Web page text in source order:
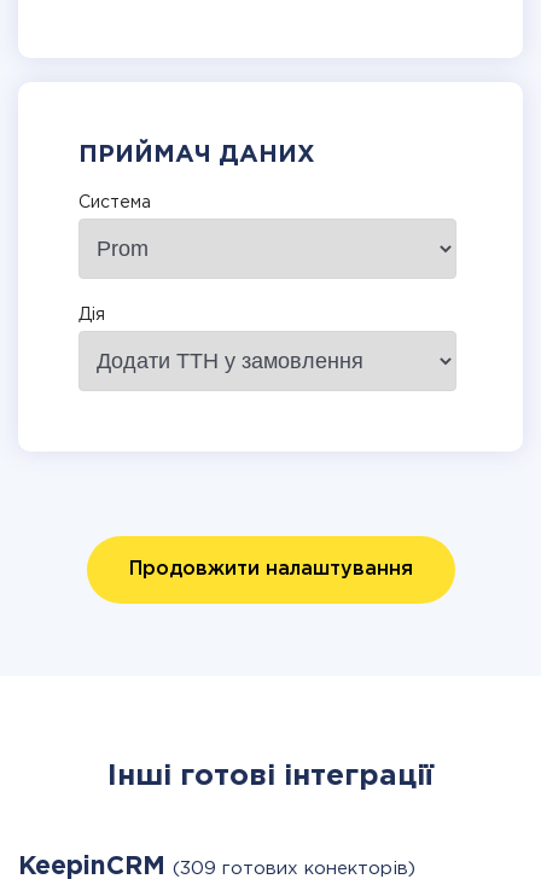
ПРИЙМАЧ ДАНИХ
Система
Дія
Продовжити налаштування
Інші готові інтеграції
KeepinCRM (309 готових конекторів)